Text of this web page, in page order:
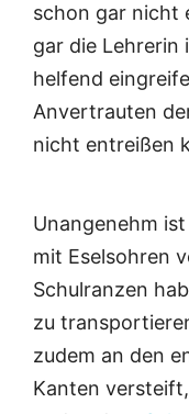
schon gar nicht
gar die Lehrerin
helfend
Anvertrauten
nicht entreißen
Unangenehm
mit Eselsohren
Schulranzen
zu
zudem an den
Kanten